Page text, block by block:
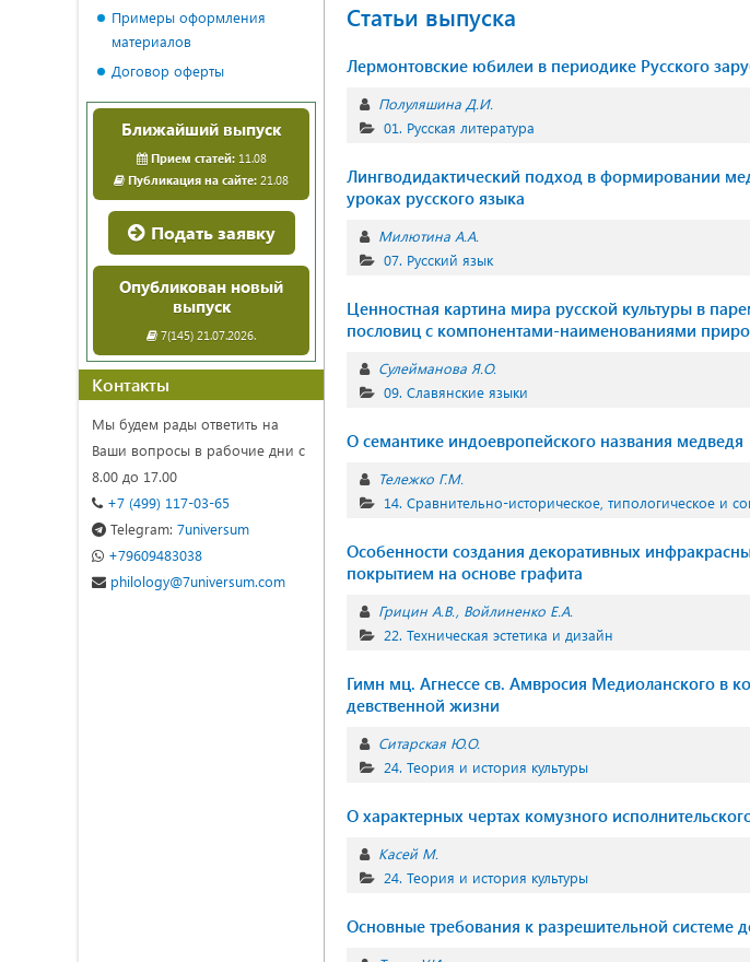
Статьи выпуска
Лермонтовские юбилеи в периодике Русского
Полуляшина Д.И.
01. Русская литература
Лингводидактический подход в формировании
уроках русского языка
Милютина А.А.
07. Русский язык
Ценностная картина мира русской культуры в
пословиц с компонентами-наименованиями
Сулейманова Я.О.
09. Славянские языки
О семантике индоевропейского названия медведя
Тележко Г.М.
14. Сравнительно-историческое, типологическое и
Особенности создания декоративных
покрытием на основе графита
Грицин А.В. Войлиненко Е.А.
22. Техническая эстетика и дизайн
Гимн мц. Агнессе св. Амвросия Медиоланского в
девственной жизни
Ситарская Ю.О.
24. Теория и история культуры
О характерных чертах комузного
Касей М.
24. Теория и история культуры
Основные требования к разрешительной системе
Примеры оформления
материалов
Договор оферты
Ближайший выпуск
Прием статей:11.08
Публикация на сайте: 21.08
Подать заявку
Опубликован новый
выпуск
7(145) 21.07.2026.
Контакты
Мы будем рады ответить на
Ваши вопросы в рабочие дни с
8.00 до 17.00
+7 (499) 117-03-65
Telegram: 7universum
+79609483038
philology@7universum.com